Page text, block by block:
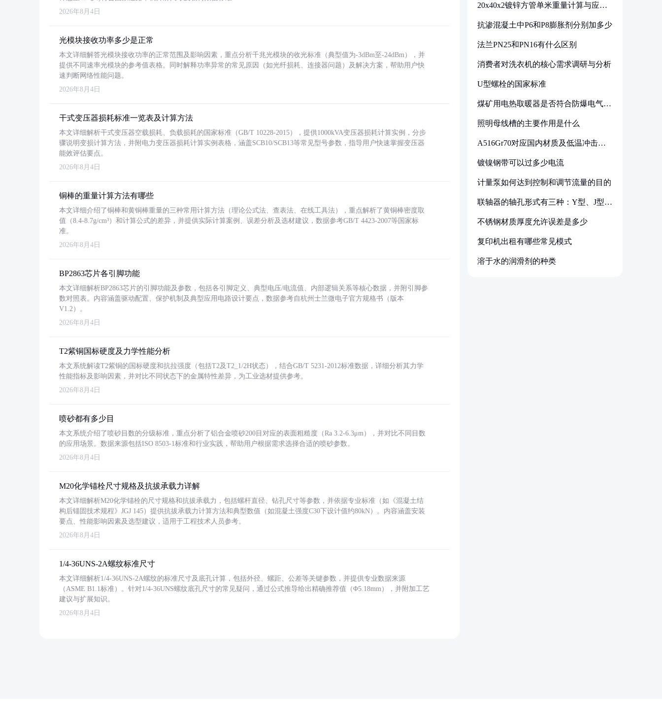
2026年8月4日
光模块接收功率多少是正常
本文详细解答光模块接收功率的正常范围及影响因素，重点分析千兆光模块的收光标准（典型值为-3dBm至-24dBm），并
提供不同速率光模块的参考值表格。同时解释功率异常的常见原因（如光纤损耗、连接器问题）及解决方案，帮助用户快
速判断网络性能问题。
2026年8月4日
干式变压器损耗标准一览表及计算方法
本文详细解析干式变压器空载损耗、负载损耗的国家标准（GB/T 10228-2015），提供1000kVA变压器损耗计算实例，分步
骤说明变损计算方法，并附电力变压器损耗计算实例表格，涵盖SCB10/SCB13等常见型号参数，指导用户快速掌握变压器
能效评估要点。
2026年8月4日
铜棒的重量计算方法有哪些
本文详细介绍了铜棒和黄铜棒重量的三种常用计算方法（理论公式法、查表法、在线工具法），重点解析了黄铜棒密度取
值（8.4-8.7g/cm³）和计算公式的差异，并提供实际计算案例、误差分析及选材建议，数据参考GB/T 4423-2007等国家标
准。
2026年8月4日
BP2863芯片各引脚功能
本文详细解析BP2863芯片的引脚功能及参数，包括各引脚定义、典型电压/电流值、内部逻辑关系等核心数据，并附引脚参
数对照表。内容涵盖驱动配置、保护机制及典型应用电路设计要点，数据参考自杭州士兰微电子官方规格书（版本
V1.2）。
2026年8月4日
T2紫铜国标硬度及力学性能分析
本文系统解读T2紫铜的国标硬度和抗拉强度（包括T2及T2_1/2H状态），结合GB/T 5231-2012标准数据，详细分析其力学
性能指标及影响因素，并对比不同状态下的金属特性差异，为工业选材提供参考。
2026年8月4日
喷砂都有多少目
本文系统介绍了喷砂目数的分级标准，重点分析了铝合金喷砂200目对应的表面粗糙度（Ra 3.2-6.3μm），并对比不同目数
的应用场景。数据来源包括ISO 8503-1标准和行业实践，帮助用户根据需求选择合适的喷砂参数。
2026年8月4日
M20化学锚栓尺寸规格及抗拔承载力详解
本文详细解析M20化学锚栓的尺寸规格和抗拔承载力，包括螺杆直径、钻孔尺寸等参数，并依据专业标准（如《混凝土结
构后锚固技术规程》JGJ 145）提供抗拔承载力计算方法和典型数值（如混凝土强度C30下设计值约80kN）。内容涵盖安装
要点、性能影响因素及选型建议，适用于工程技术人员参考。
2026年8月4日
1/4-36UNS-2A螺纹标准尺寸
本文详细解析1/4-36UNS-2A螺纹的标准尺寸及底孔计算，包括外径、螺距、公差等关键参数，并提供专业数据来源
（ASME B1.1标准）。针对1/4-36UNS螺纹底孔尺寸的常见疑问，通过公式推导给出精确推荐值（Φ5.18mm），并附加工艺
建议与扩展知识。
2026年8月4日
20x40x2镀锌方管单米重量计算与应用
抗渗混凝土中P6和P8膨胀剂分别加多少
法兰PN25和PN16有什么区别
消费者对洗衣机的核心需求调研与分析
U型螺栓的国家标准
煤矿用电热取暖器是否符合防爆电气设
照明母线槽的主要作用是什么
A516Gr70对应国内材质及低温冲击要
镀镍钢带可以过多少电流
计量泵如何达到控制和调节流量的目的
联轴器的轴孔形式有三种：Y型、J型、
不锈钢材质厚度允许误差是多少
复印机出租有哪些常见模式
溶于水的润滑剂的种类